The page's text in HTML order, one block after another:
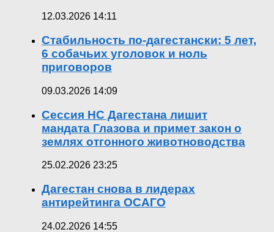
12.03.2026 14:11
Стабильность по-дагестански: 5 лет,
6 собачьих уголовок и ноль
приговоров
09.03.2026 14:09
Сессия НС Дагестана лишит
мандата Глазова и примет закон о
землях отгонного животноводства
25.02.2026 23:25
Дагестан снова в лидерах
антирейтинга ОСАГО
24.02.2026 14:55